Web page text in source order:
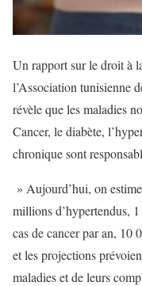
Un rapport sur le droit à
l’Association tunisienne
révèle que les maladies
Cancer, le diabète,
chronique sont
» Aujourd’hui, on
millions d’hypertendus,
cas de cancer par an, 10
et les projections
maladies et de leurs